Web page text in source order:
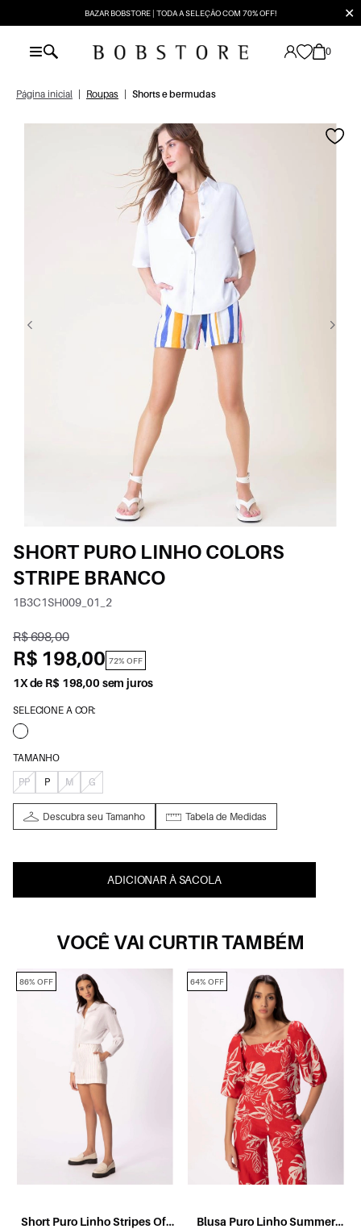
BAZAR BOBSTORE | TODA A SELEÇÃO COM 70% OFF! ✕
0
Página inicial Roupas Shorts e bermudas
SHORT PURO LINHO COLORS
STRIPE BRANCO
1B3C1SH009_01_2
R$ 698,00
R$ 198,00 72% OFF
1X de R$ 198,00 sem juros
SELECIONE A COR:
TAMANHO
PP
P M G
Descubra seu Tamanho Tabela de Medidas
ADICIONAR À SACOLA
VOCÊ VAI CURTIR TAMBÉM
Short Puro Linho Stripes Off
86% OFF
Blusa Puro Linho Summer
64% OFF